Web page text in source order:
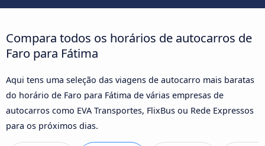
Compara todos os horários de autocarros de
Faro para Fátima
Aqui tens uma seleção das viagens de autocarro mais baratas
do horário de Faro para Fátima de várias empresas de
autocarros como EVA Transportes, FlixBus ou Rede Expressos
para os próximos dias.